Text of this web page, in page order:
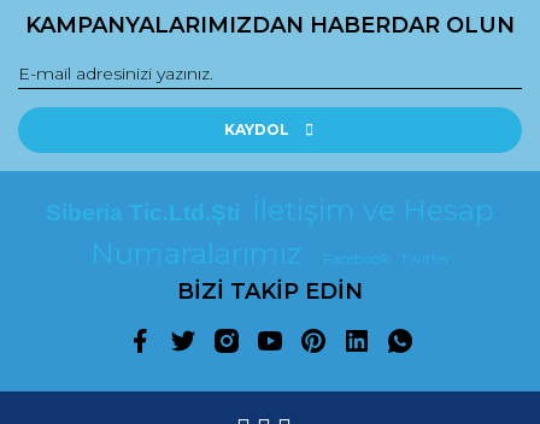
KAMPANYALARIMIZDAN HABERDAR OLUN
KAYDOL
Siberia Tic.Ltd.Şti
İletişim ve Hesap
Numaralarımız
Facebook Twitter
BİZİ TAKİP EDİN